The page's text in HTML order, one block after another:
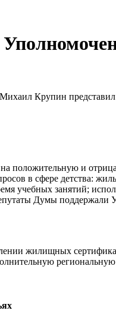
Крупин представил
положительную и
в сфере детства:
учебных занятий;
Думы поддержали
жилищных